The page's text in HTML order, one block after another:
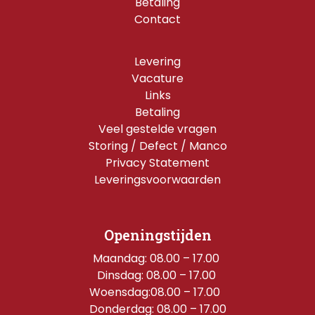
Contact
Levering
Vacature
Links
Betaling
Veel gestelde vragen
Storing / Defect / Manco
Privacy Statement
Leveringsvoorwaarden
Openingstijden
Maandag: 08.00 – 17.00
Dinsdag: 08.00 – 17.00
Woensdag:08.00 – 17.00
Donderdag: 08.00 – 17.00